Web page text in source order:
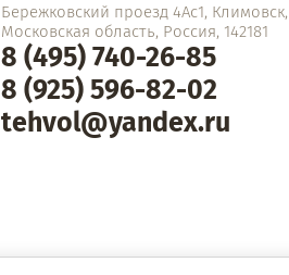
Бережковский проезд 4Ас1, Климовск,
Московская область, Россия, 142181
8 (495) 740-26-85
8 (925) 596-82-02
tehvol@yandex.ru